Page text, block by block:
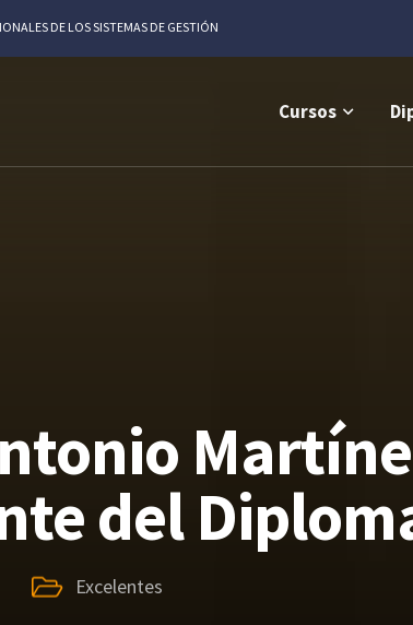
DE LOS SISTEMAS DE GESTIÓN
Cursos
del
Excelentes